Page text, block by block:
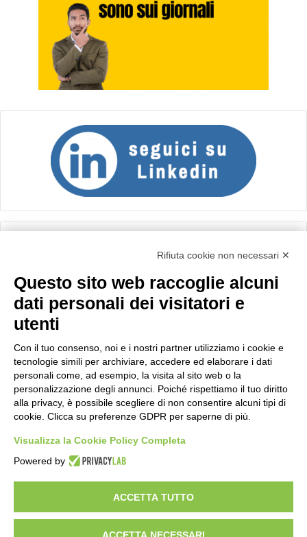
Importo netto (€):
Calcola
Scorporo IVA
Importo lordo (€):
Rifiuta cookie non necessari ✕
Questo sito web raccoglie alcuni
dati personali dei visitatori e
utenti
Con il tuo consenso, noi e i nostri partner utilizziamo i cookie e
tecnologie simili per archiviare, accedere ed elaborare i dati
personali come, ad esempio, la visita al sito web o la
personalizzazione degli annunci. Poiché rispettiamo il tuo diritto
alla privacy, è possibile scegliere di non consentire alcuni tipi di
cookie. Clicca su preferenze GDPR per saperne di più.
Visualizza la Cookie Policy Completa
Powered by
ACCETTA TUTTO
ACCETTA NECESSARI